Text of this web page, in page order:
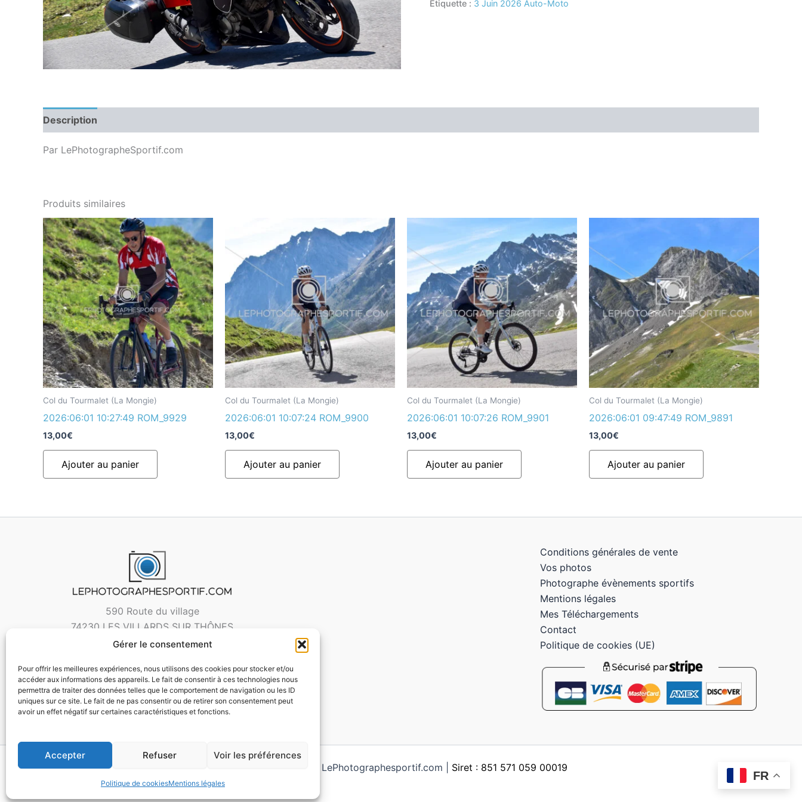
Gérer le consentement
Pour offrir les meilleures expériences, nous utilisons des cookies pour stocker et/ou
accéder aux informations des appareils. Le fait de consentir à ces technologies nous
permettra de traiter des données telles que le comportement de navigation ou les ID
uniques sur ce site. Le fait de ne pas consentir ou de retirer son consentement peut
avoir un effet négatif sur certaines caractéristiques et fonctions.
Accepter Refuser Voir les préférences
Politique de cookiesMentions légales
Étiquette : 3 Juin 2026 Auto-Moto
Description
Par LePhotographeSportif.com
Produits similaires
Col du Tourmalet (La Mongie)
2026:06:01 10:27:49 ROM_9929
13,00€
Ajouter au panier
Col du Tourmalet (La Mongie)
2026:06:01 10:07:24 ROM_9900
13,00€
Ajouter au panier
Col du Tourmalet (La Mongie)
2026:06:01 10:07:26 ROM_9901
13,00€
Ajouter au panier
Col du Tourmalet (La Mongie)
2026:06:01 09:47:49 ROM_9891
13,00€
Ajouter au panier
590 Route du village
74230 LES VILLARDS SUR THÔNES
Conditions générales de vente
Vos photos
Photographe évènements sportifs
Mentions légales
Mes Téléchargements
Contact
Politique de cookies (UE)
Copyright © 2026 LePhotographesportif.com | Siret : 851 571 059 00019
FR